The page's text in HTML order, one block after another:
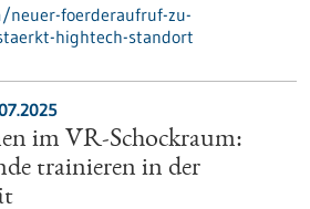
foerderaufruf-zu-
hightech-standort
im VR-Schockraum:
trainieren in der